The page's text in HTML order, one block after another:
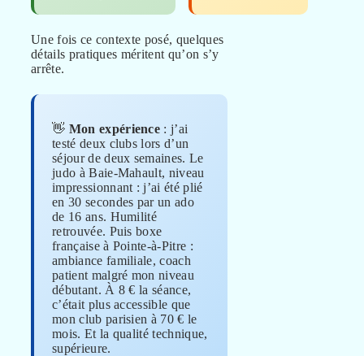
Une fois ce contexte posé, quelques
détails pratiques méritent qu’on s’y
arrête.
👋 Mon expérience : j’ai
testé deux clubs lors d’un
séjour de deux semaines. Le
judo à Baie-Mahault, niveau
impressionnant : j’ai été plié
en 30 secondes par un ado
de 16 ans. Humilité
retrouvée. Puis boxe
française à Pointe-à-Pitre :
ambiance familiale, coach
patient malgré mon niveau
débutant. À 8 € la séance,
c’était plus accessible que
mon club parisien à 70 € le
mois. Et la qualité technique,
supérieure.